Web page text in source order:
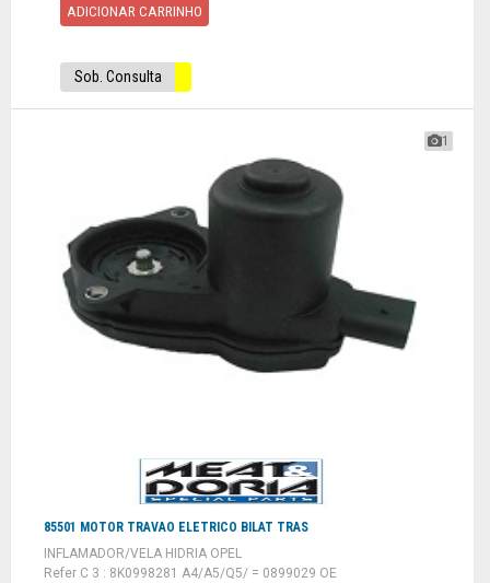
ADICIONAR CARRINHO
Sob. Consulta
1
85501 MOTOR TRAVAO ELETRICO BILAT TRAS
INFLAMADOR/VELA HIDRIA OPEL
Refer C 3 : 8K0998281 A4/A5/Q5/ = 0899029 OE